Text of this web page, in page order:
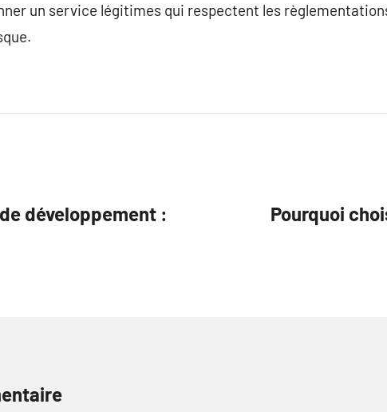
un service légitimes qui respectent les
développement :
Pourquoi